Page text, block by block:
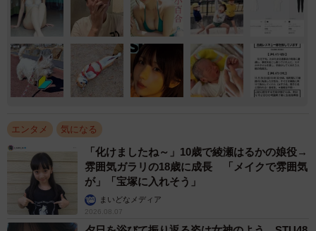
エンタメ 気になる
「化けましたね～」10歳で綾瀬はるかの娘役→
雰囲気ガラリの18歳に成長 「メイクで雰囲気
が」「宝塚に入れそう」
まいどなメディア
2026.08.07